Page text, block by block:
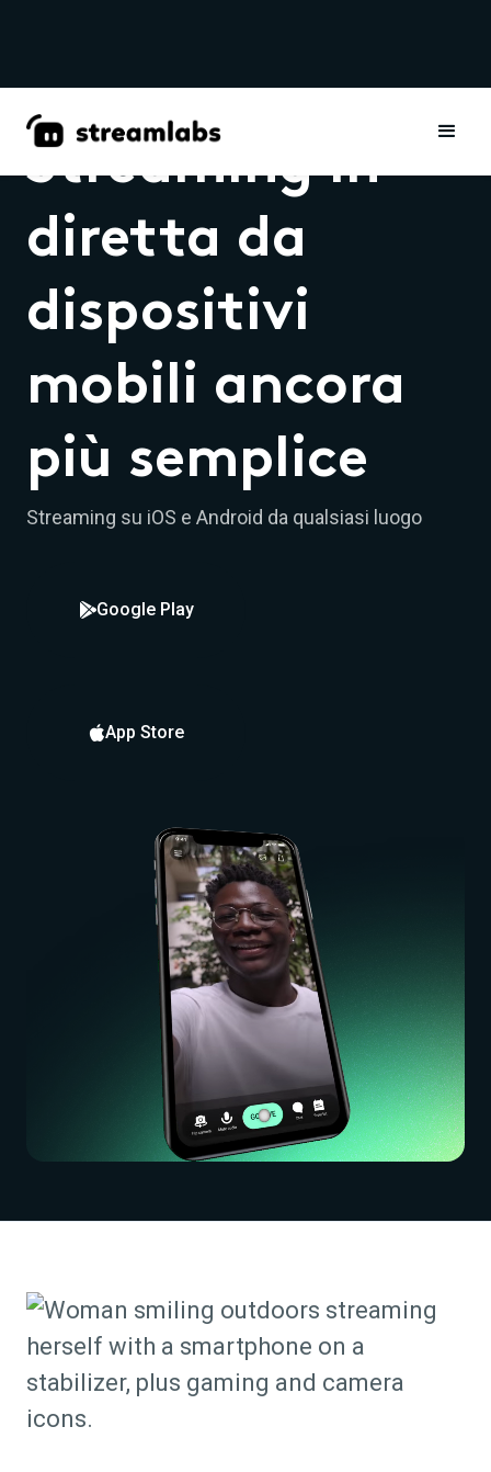
Streaming in
diretta da
dispositivi
mobili ancora
più semplice
Streaming su iOS e Android da qualsiasi luogo
Google Play
App Store